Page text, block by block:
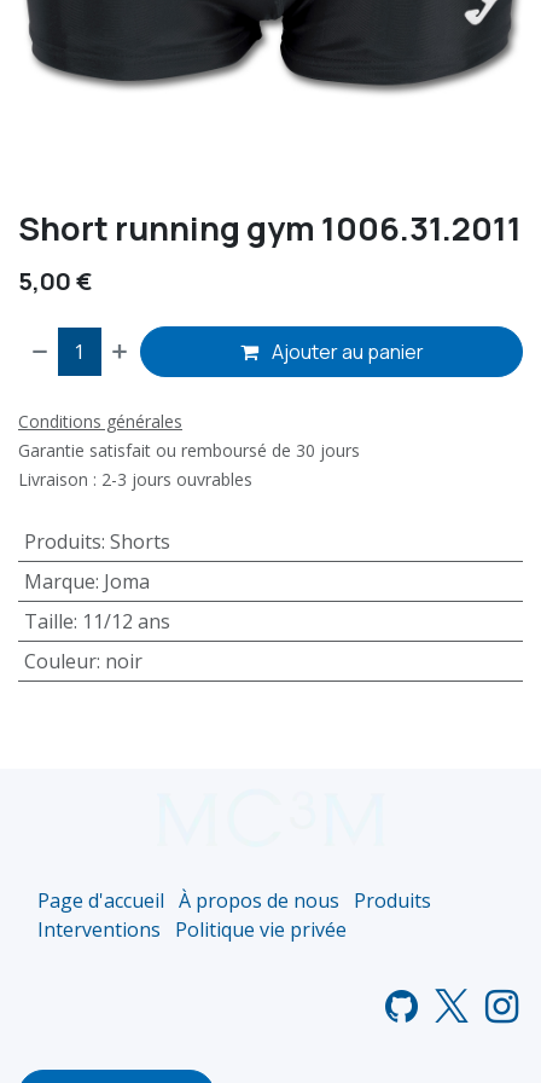
Short running gym 1006.31.2011
5,00€
Ajouter au panier
Conditions générales
Garantie satisfait ou remboursé de 30 jours
Livraison : 2-3 jours ouvrables
Produits: Shorts
Marque: Joma
Taille: 11/12 ans
Couleur: noir
Page d'accueil À propos de nous
Produits
Interventions
Politique vie privée